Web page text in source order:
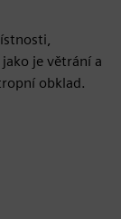
je větrání a
obklad.